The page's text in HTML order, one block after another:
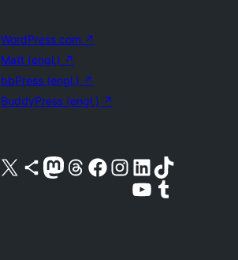
WordPress.com ↗
Matt (engl.) ↗
bbPress (engl.) ↗
BuddyPress (engl.) ↗
Unser X-Konto (früher Twitter) besuchen
Unser Bluesky-Konto besuchen
Unser Mastodon-Konto besuchen
Unser Threads-Konto besuchen
Unsere Facebook-Seite besuchen
Unser Instagram-Konto besuchen
Unser LinkedIn-Konto besuchen
Unser TikTok-Konto
Unseren YouTube-Kanal besuchen
Unser Tumblr-Konto